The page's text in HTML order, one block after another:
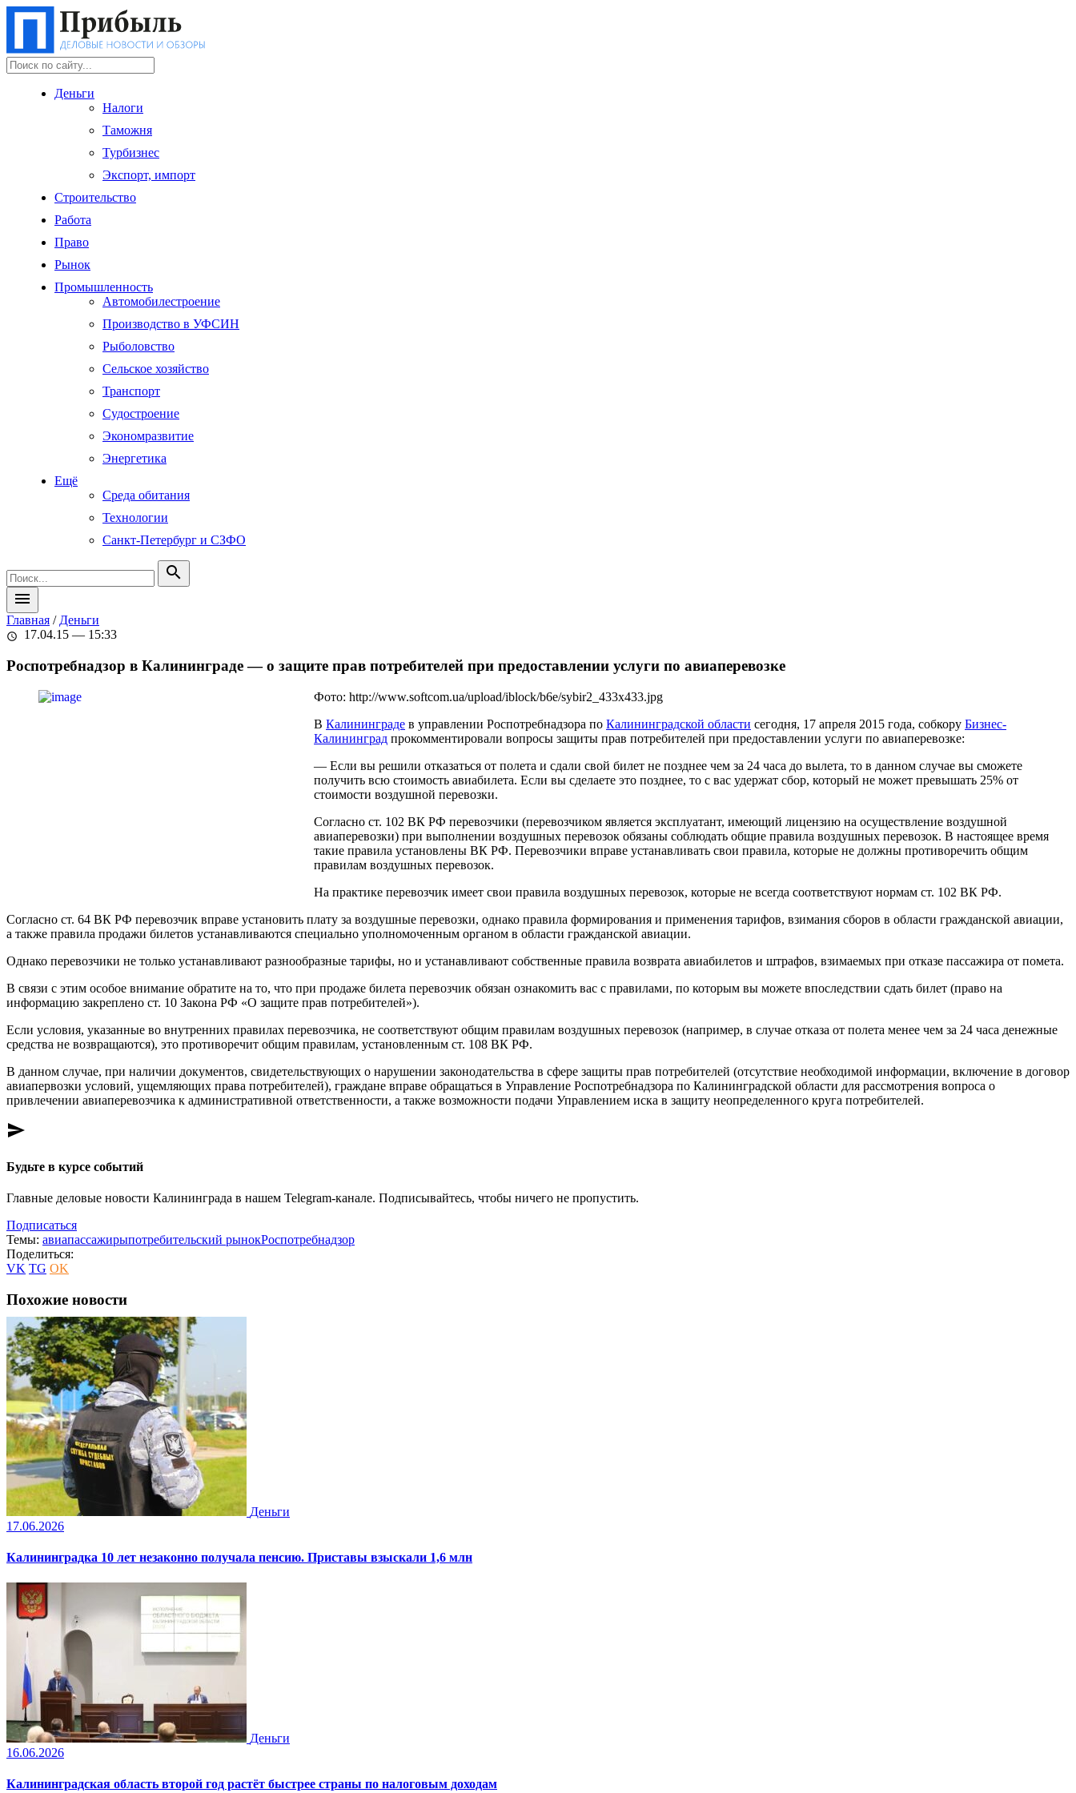
Деньги
Налоги
Таможня
Турбизнес
Экспорт, импорт
Строительство
Работа
Право
Рынок
Промышленность
Автомобилестроение
Производство в УФСИН
Рыболовство
Сельское хозяйство
Транспорт
Судостроение
Экономразвитие
Энергетика
Ещё
Среда обитания
Технологии
Санкт-Петербург и СЗФО
search
menu
Главная / Деньги
schedule 17.04.15 — 15:33
Роспотребнадзор в Калининграде — о защите прав потребителей при предоставлении услуги по авиаперевозке
Фото: http://www.softcom.ua/upload/iblock/b6e/sybir2_433x433.jpg
В Калининграде в управлении Роспотребнадзора по Калининградской области сегодня, 17 апреля 2015 года, собкору Бизнес-
Калининград прокомментировали вопросы защиты прав потребителей при предоставлении услуги по авиаперевозке:
— Если вы решили отказаться от полета и сдали свой билет не позднее чем за 24 часа до вылета, то в данном случае вы сможете
получить всю стоимость авиабилета. Если вы сделаете это позднее, то с вас удержат сбор, который не может превышать 25% от
стоимости воздушной перевозки.
Согласно ст. 102 ВК РФ перевозчики (перевозчиком является эксплуатант, имеющий лицензию на осуществление воздушной
авиаперевозки) при выполнении воздушных перевозок обязаны соблюдать общие правила воздушных перевозок. В настоящее время
такие правила установлены ВК РФ. Перевозчики вправе устанавливать свои правила, которые не должны противоречить общим
правилам воздушных перевозок.
На практике перевозчик имеет свои правила воздушных перевозок, которые не всегда соответствуют нормам ст. 102 ВК РФ.
Согласно ст. 64 ВК РФ перевозчик вправе установить плату за воздушные перевозки, однако правила формирования и применения тарифов, взимания сборов в области гражданской авиации,
а также правила продажи билетов устанавливаются специально уполномоченным органом в области гражданской авиации.
Однако перевозчики не только устанавливают разнообразные тарифы, но и устанавливают собственные правила возврата авиабилетов и штрафов, взимаемых при отказе пассажира от помета.
В связи с этим особое внимание обратите на то, что при продаже билета перевозчик обязан ознакомить вас с правилами, по которым вы можете впоследствии сдать билет (право на
информацию закреплено ст. 10 Закона РФ «О защите прав потребителей»).
Если условия, указанные во внутренних правилах перевозчика, не соответствуют общим правилам воздушных перевозок (например, в случае отказа от полета менее чем за 24 часа денежные
средства не возвращаются), это противоречит общим правилам, установленным ст. 108 ВК РФ.
В данном случае, при наличии документов, свидетельствующих о нарушении законодательства в сфере защиты прав потребителей (отсутствие необходимой информации, включение в договор
авиапервозки условий, ущемляющих права потребителей), граждане вправе обращаться в Управление Роспотребнадзора по Калининградской области для рассмотрения вопроса о
привлечении авиаперевозчика к административной ответственности, а также возможности подачи Управлением иска в защиту неопределенного круга потребителей.
send
Будьте в курсе событий
Главные деловые новости Калининграда в нашем Telegram-канале. Подписывайтесь, чтобы ничего не пропустить.
Подписаться
Темы: авиапассажирыпотребительский рынокРоспотребнадзор
Поделиться:
VK TG OK
Похожие новости
Деньги
17.06.2026
Калининградка 10 лет незаконно получала пенсию. Приставы взыскали 1,6 млн
Деньги
16.06.2026
Калининградская область второй год растёт быстрее страны по налоговым доходам